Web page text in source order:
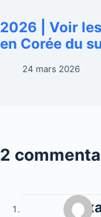
2026 | Voir
en Corée du
24 mars 2026
2